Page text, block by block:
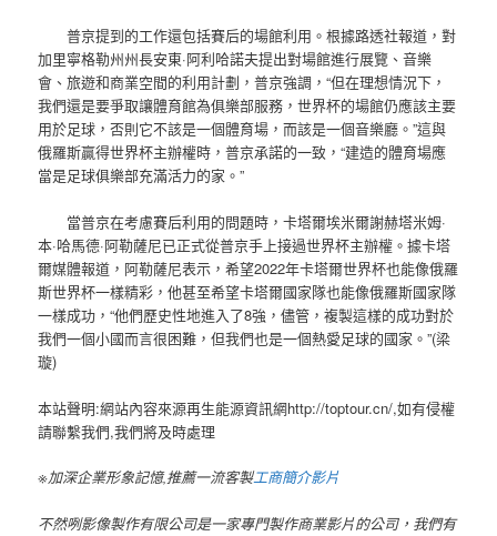
普京提到的工作還包括賽后的場館利用。根據路透社報道，對
加里寧格勒州州長安東·阿利哈諾夫提出對場館進行展覽、音樂
會、旅遊和商業空間的利用計劃，普京強調，“但在理想情況下，
我們還是要爭取讓體育館為俱樂部服務，世界杯的場館仍應該主要
用於足球，否則它不該是一個體育場，而該是一個音樂廳。”這與
俄羅斯贏得世界杯主辦權時，普京承諾的一致，“建造的體育場應
當是足球俱樂部充滿活力的家。”
當普京在考慮賽后利用的問題時，卡塔爾埃米爾謝赫塔米姆·
本·哈馬德·阿勒薩尼已正式從普京手上接過世界杯主辦權。據卡塔
爾媒體報道，阿勒薩尼表示，希望2022年卡塔爾世界杯也能像俄羅
斯世界杯一樣精彩，他甚至希望卡塔爾國家隊也能像俄羅斯國家隊
一樣成功，“他們歷史性地進入了8強，儘管，複製這樣的成功對於
我們一個小國而言很困難，但我們也是一個熱愛足球的國家。”(梁
璇)
本站聲明:網站內容來源再生能源資訊網http://toptour.cn/,如有侵權
請聯繫我們,我們將及時處理
※加深企業形象記憶,推薦一流客製工商簡介影片
不然咧影像製作有限公司是一家專門製作商業影片的公司，我們有